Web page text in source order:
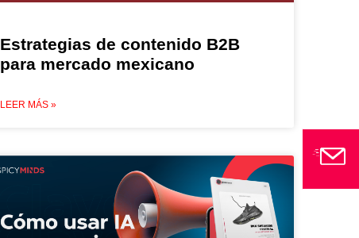
Estrategias de contenido B2B
para mercado mexicano
LEER MÁS »